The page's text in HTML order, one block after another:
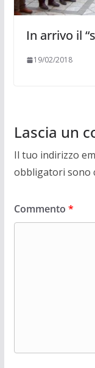
In arrivo il
19/02/2018
Lascia un
Il tuo indirizzo
obbligatori sono
Commento *